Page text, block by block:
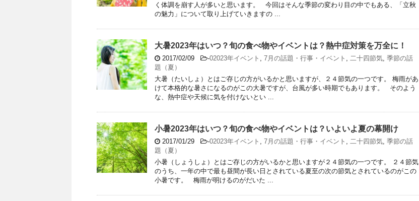
く体調を崩す人が多いと思います。 今回はそんな季節の変わり目の中でもある、「立秋
の魅力」について取り上げていきますの ...
大暑2023年はいつ？旬の食べ物やイベントは？熱中症対策を万全に！
2017/02/09 -02023年イベント , 7月の話題・行事・イベント , 二十四節気, 季節の話
題（夏）
大暑（たいしょ）とはご存じの方がいるかと思いますが、２４節気の一つです。 梅雨があ
けて本格的な暑さになるのがこの大暑ですが、台風が多い時期でもあります。 そのよう
な、熱中症や天候に気を付けないとい ...
小暑2023年はいつ？旬の食べ物やイベントは？いよいよ夏の幕開け
2017/01/29 -02023年イベント , 7月の話題・行事・イベント , 二十四節気, 季節の話
題（夏）
小暑（しょうしょ）とはご存じの方がいるかと思いますが２４節気の一つです。 ２４節気
のうち、一年の中で最も昼間が長い日とされている夏至の次の節気とされているのがこの
小暑です。 梅雨が明けるのがだいた ...